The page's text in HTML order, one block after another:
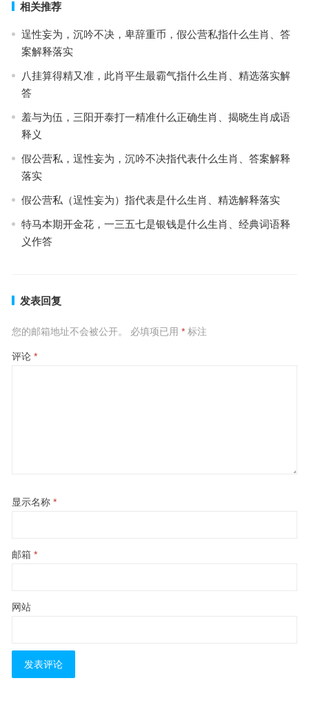
相关推荐
逞性妄为，沉吟不决，卑辞重币，假公营私指什么生肖、答
案解释落实
八挂算得精又准，此肖平生最霸气指什么生肖、精选落实解
答
羞与为伍，三阳开泰打一精准什么正确生肖、揭晓生肖成语
释义
假公营私，逞性妄为，沉吟不决指代表什么生肖、答案解释
落实
假公营私（逞性妄为）指代表是什么生肖、精选解释落实
特马本期开金花，一三五七是银钱是什么生肖、经典词语释
义作答
发表回复
您的邮箱地址不会被公开。 必填项已用 *标注
评论 *
显示名称 *
邮箱 *
网站